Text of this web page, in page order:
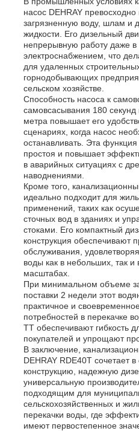
насос DEHRAY превосходно
загрязненную воду, шлам и
жидкости. Его дизельный
непрерывную работу даже
электроснабжением, что
для удаленных
горнодобывающих
сельском хозяйстве.
Способность насоса к
самовсасывания 180
метра повышает его
сценариях, когда насос
останавливать. Эта
простоя и повышает
в аварийных ситуациях с
наводнениями.
Кроме того,
идеально подходит для
применений, таких как
сточных вод в зданиях и
стоками. Его компактный
конструкция обеспечивают
обслуживания,
воды как в небольших, так
масштабах.
При минимальном объеме
поставки 2 недели этот
практичное и
потребностей в перекачке
TT обеспечивают гибкость
покупателей и упрощают
В заключение,
DEHRAY RDE40T сочетает
конструкцию, надежную
универсальную
подходящим для
сельскохозяйственных и
перекачки воды, где
имеют первостепенное